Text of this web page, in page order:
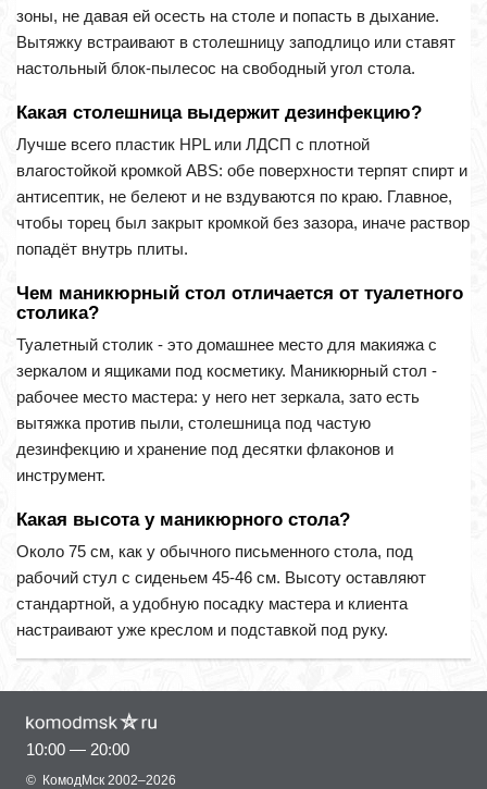
зоны, не давая ей осесть на столе и попасть в дыхание.
Вытяжку встраивают в столешницу заподлицо или ставят
настольный блок-пылесос на свободный угол стола.
Какая столешница выдержит дезинфекцию?
Лучше всего пластик HPL или ЛДСП с плотной
влагостойкой кромкой ABS: обе поверхности терпят спирт и
антисептик, не белеют и не вздуваются по краю. Главное,
чтобы торец был закрыт кромкой без зазора, иначе раствор
попадёт внутрь плиты.
Чем маникюрный стол отличается от туалетного
столика?
Туалетный столик - это домашнее место для макияжа с
зеркалом и ящиками под косметику. Маникюрный стол -
рабочее место мастера: у него нет зеркала, зато есть
вытяжка против пыли, столешница под частую
дезинфекцию и хранение под десятки флаконов и
инструмент.
Какая высота у маникюрного стола?
Около 75 см, как у обычного письменного стола, под
рабочий стул с сиденьем 45-46 см. Высоту оставляют
стандартной, а удобную посадку мастера и клиента
настраивают уже креслом и подставкой под руку.
10:00 — 20:00
© КомодМск 2002–2026